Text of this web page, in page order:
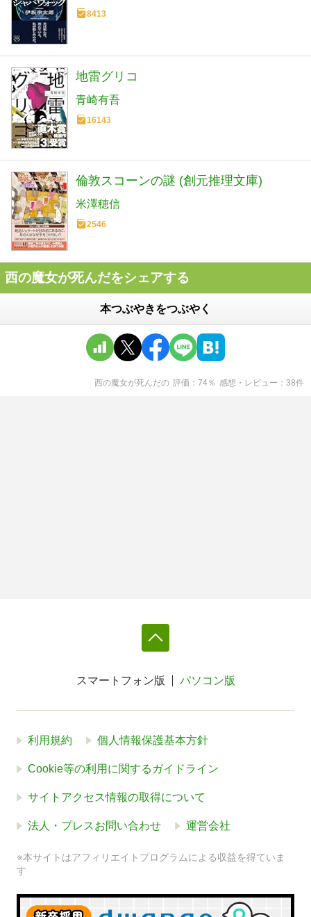
8413
地雷グリコ
青崎有吾
16143
倫敦スコーンの謎 (創元推理文庫)
米澤穂信
2546
西の魔女が死んだをシェアする
本つぶやきをつぶやく
西の魔女が死んだの 評価 74％ 感想・レビュー 38件
スマートフォン版 パソコン版
利用規約 個人情報保護基本方針
Cookie等の利用に関するガイドライン
サイトアクセス情報の取得について
法人・プレスお問い合わせ 運営会社
※本サイトはアフィリエイトプログラムによる収益を得ていま
す